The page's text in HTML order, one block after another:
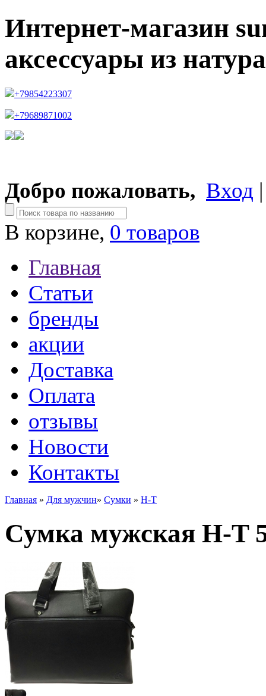
Интернет-магазин
аксессуары из
+79854223307
+79689871002
Добро пожаловать, Вход
В корзине, 0 товаров
Главная
Статьи
бренды
акции
Доставка
Оплата
отзывы
Новости
Контакты
Главная » Для мужчин» Сумки » H-T
Сумка мужская H-T